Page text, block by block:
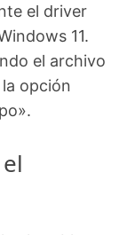
el driver
11.
el archivo
opción